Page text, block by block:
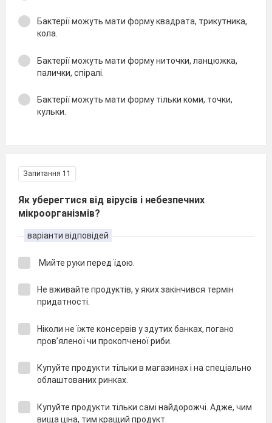
Бактерії можуть мати форму квадрата, трикутника,
кола.
Бактерії можуть мати форму ниточки, ланцюжка,
палички, спіралі.
Бактерії можуть мати форму тільки коми, точки,
кульки.
Запитання 11
Як уберегтися від вірусів і небезпечних
мікроорганізмів?
варіанти відповідей
Мийте руки перед їдою.
Не вживайте продуктів, у яких закінчився термін
придатності.
Ніколи не їжте консервів у здутих банках, погано
пров’яленої чи прокопченої риби.
Купуйте продукти тільки в магазинах і на спеціально
облаштованих ринках.
Купуйте продукти тільки самі найдорожчі. Адже, чим
вища ціна, тим кращий продукт.